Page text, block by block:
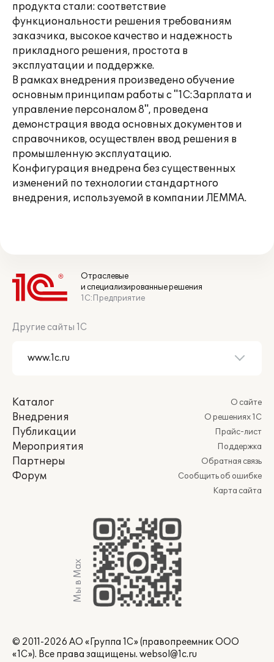
продукта стали: соответствие
функциональности решения требованиям
заказчика, высокое качество и надежность
прикладного решения, простота в
эксплуатации и поддержке.
В рамках внедрения произведено обучение
основным принципам работы с "1С:Зарплата и
управление персоналом 8", проведена
демонстрация ввода основных документов и
справочников, осуществлен ввод решения в
промышленную эксплуатацию.
Конфигурация внедрена без существенных
изменений по технологии стандартного
внедрения, используемой в компании ЛЕММА.
Отраслевые
и специализированные решения
1С:Предприятие
Другие сайты 1С
Каталог
Внедрения
Публикации
Мероприятия
Партнеры
Форум
О сайте
О решениях 1С
Прайс-лист
Поддержка
Обратная связь
Сообщить об ошибке
Карта сайта
Мы в Max
© 2011-2026 АО «Группа 1С» (правопреемник ООО
«1С»). Все права защищены. websol@1c.ru